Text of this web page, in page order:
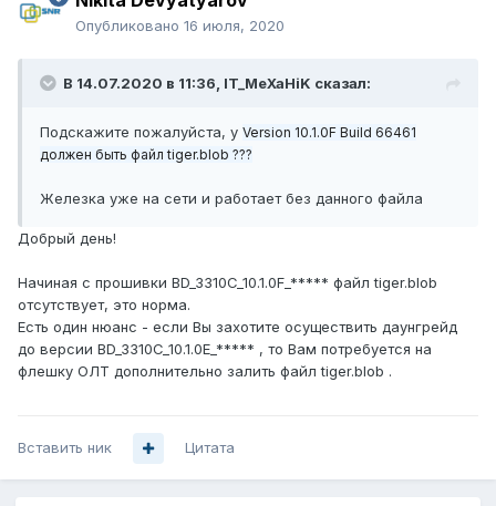
Опубликовано 16 июля, 2020
В 14.07.2020 в 11:36, IT_MeXaHiK сказал:
Подскажите пожалуйста, у Version 10.1.0F Build 66461
должен быть файл tiger.blob ???
Железка уже на сети и работает без данного файла
Добрый день!
Начиная с прошивки BD_3310C_10.1.0F_***** файл tiger.blob
отсутствует, это норма.
Есть один нюанс - если Вы захотите осуществить даунгрейд
до версии BD_3310C_10.1.0E_***** , то Вам потребуется на
флешку ОЛТ дополнительно залить файл tiger.blob .
Вставить ник Цитата